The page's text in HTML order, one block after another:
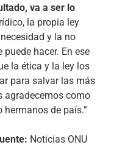
va a ser lo
la propia ley
y la no
hacer. En ese
la ética y la ley los
para salvar las más
agradecemos como
de país.”
Noticias ONU